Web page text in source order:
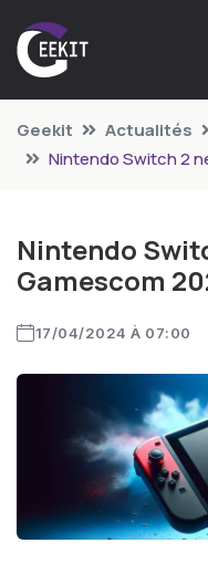
Geekit Actualités
Nintendo Switch 2
Nintendo
Gamescom
17/04/2024 À 07:00